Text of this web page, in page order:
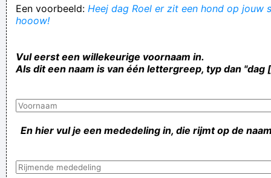
Een voorbeeld: Heej dag Roel er zit een hond op jouw
hooow!
Vul eerst een willekeurige voornaam in.
Als dit een naam is van één lettergreep, typ dan "dag
En hier vul je een mededeling in, die rijmt op de